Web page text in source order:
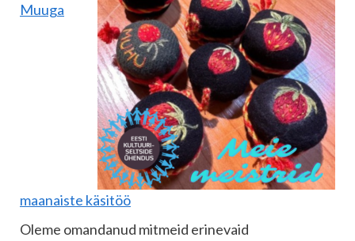
Muuga
maanaiste käsitöö
Oleme omandanud mitmeid erinevaid